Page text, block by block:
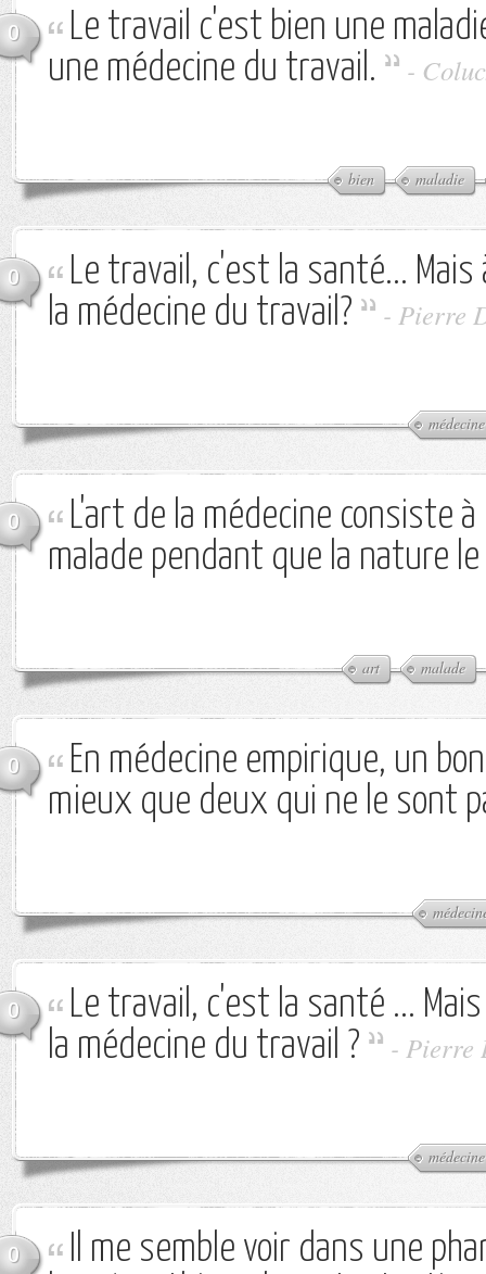
0
Le travail c'est bien une
une médecine du travail.
-
bien maladie
0
Le travail, c'est la santé...
la médecine du travail?
- Pierre
médecine
0
L'art de la médecine consiste
malade pendant que la nature
art malade
0
En médecine empirique, un
mieux que deux qui ne le sont
0
Le travail, c'est la santé ...
la médecine du travail ?
- Pierre
médecine
0
Il me semble voir dans une